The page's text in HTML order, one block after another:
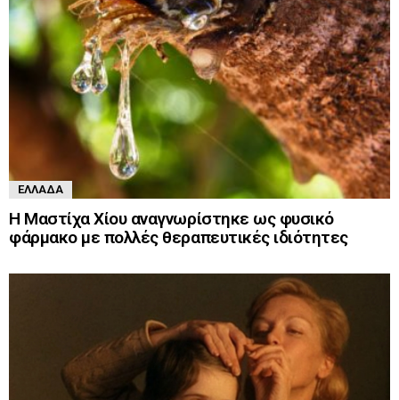
ΕΛΛΆΔΑ
Η Μαστίχα Χίου αναγνωρίστηκε ως φυσικό
φάρμακο με πολλές θεραπευτικές ιδιότητες